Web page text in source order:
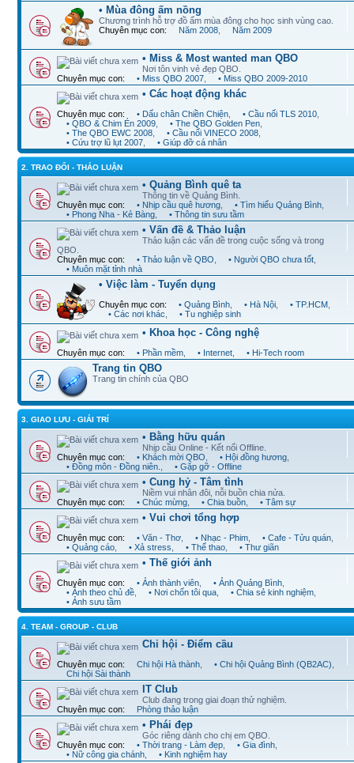
• Mùa đông ấm nồng
Chương trình hỗ trợ đồ ấm mùa đông cho học sinh vùng cao.
Chuyên mục con:
Năm 2008 Năm 2009
• Miss & Most wanted man QBO
Nơi tôn vinh vẻ đẹp QBO.
Chuyên mục con:
• Miss QBO 2007 • Miss QBO 2009-2010
• Các hoạt động khác
Chuyên mục con: • Dấu chân Chiền Chiện • Cầu nối TLS 2010
• QBO & Chim Én 2009
• The QBO Golden Pen
• The QBO EWC 2008
• Cầu nối VINECO 2008
• Cứu trợ lũ lụt 2007
• Giúp đỡ cá nhân
2. TRAO ĐỔI - THẢO LUẬN
• Quảng Bình quê ta
Thông tin về Quảng Bình.
Chuyên mục con:
• Nhịp cầu quê hương • Tìm hiểu Quảng Bình
• Phong Nha - Kẻ Bàng
• Thông tin sưu tầm
• Vấn đề & Thảo luận
Thảo luận các vấn đề trong cuộc sống và trong
QBO.
Chuyên mục con:
• Thảo luận về QBO • Người QBO chưa tốt
• Muôn mặt tỉnh nhà
• Việc làm - Tuyển dụng
Chuyên mục con: • Quảng Bình • Hà Nội • TP.HCM
• Các nơi khác
• Tu nghiệp sinh
• Khoa học - Công nghệ
Chuyên mục con: • Phần mềm • Internet • Hi-Tech room
Trang tin QBO
Trang tin chính của QBO
3. GIAO LƯU - GIẢI TRÍ
• Bằng hữu quán
Nhịp cầu Online - Kết nối Offline.
Chuyên mục con:
• Khách mời QBO • Hội đồng hương
• Đồng môn - Đồng niên.
• Gặp gỡ - Offline
• Cung hỷ - Tâm tình
Niềm vui nhân đôi, nỗi buồn chia nửa.
Chuyên mục con:
• Chúc mừng • Chia buồn • Tâm sự
• Vui chơi tổng hợp
Chuyên mục con: • Văn - Thơ • Nhạc - Phim • Cafe - Tửu quán
• Quảng cáo
• Xả stress • Thể thao • Thư giãn
• Thế giới ảnh
Chuyên mục con: • Ảnh thành viên • Ảnh Quảng Bình
• Ảnh theo chủ đề
• Nơi chốn tôi qua • Chia sẻ kinh nghiệm
• Ảnh sưu tầm
4. TEAM - GROUP - CLUB
Chi hội - Điểm cầu
Chuyên mục con: Chi hội Hà thành • Chi hội Quảng Bình (QB2AC)
Chi hội Sài thành
IT Club
Club đang trong giai đoạn thử nghiệm.
Chuyên mục con:
Phòng thảo luận
• Phái đẹp
Góc riêng dành cho chị em QBO.
Chuyên mục con:
• Thời trang - Làm đẹp • Gia đình
• Nữ công gia chánh
• Kinh nghiệm hay